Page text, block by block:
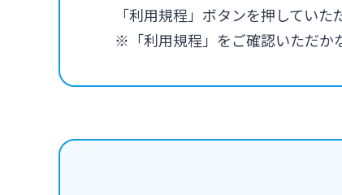
「利用規程」ボタンを押してい
※「利用規程」をご確認いただか